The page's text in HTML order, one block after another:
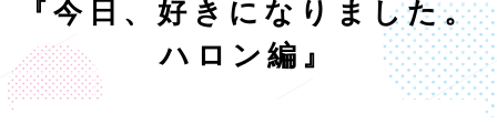
『今日、好きになりました。
ハロン編』